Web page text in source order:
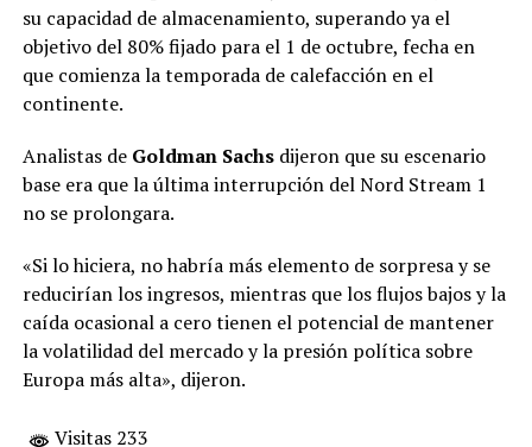
su capacidad de almacenamiento, superando ya el
objetivo del 80% fijado para el 1 de octubre, fecha en
que comienza la temporada de calefacción en el
continente.
Analistas de Goldman Sachs dijeron que su escenario
base era que la última interrupción del Nord Stream 1
no se prolongara.
«Si lo hiciera, no habría más elemento de sorpresa y se
reducirían los ingresos, mientras que los flujos bajos y la
caída ocasional a cero tienen el potencial de mantener
la volatilidad del mercado y la presión política sobre
Europa más alta», dijeron.
Visitas 233